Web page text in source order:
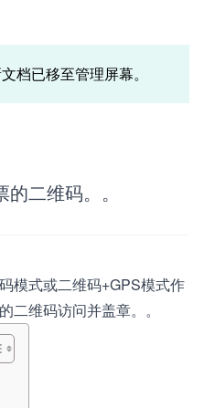
档已移至管理屏幕。
二维码。。
模式或二维码+GPS模式作
二维码访问并盖章。。